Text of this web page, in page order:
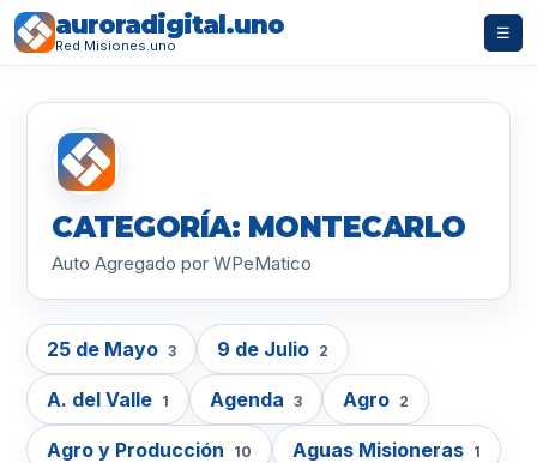
auroradigital.uno
Red Misiones.uno
☰
CATEGORÍA: MONTECARLO
Auto Agregado por WPeMatico
25 de Mayo 3 9 de Julio 2
A. del Valle 1 Agenda 3 Agro 2
Agro y Producción 10 Aguas Misioneras 1